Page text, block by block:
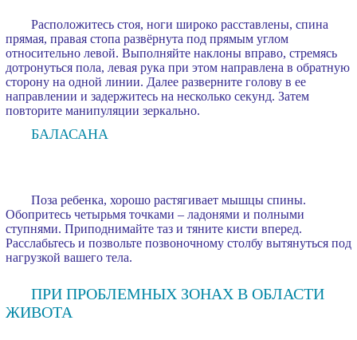
Расположитесь стоя, ноги широко расставлены, спина
прямая, правая стопа развёрнута под прямым углом
относительно левой. Выполняйте наклоны вправо, стремясь
дотронуться пола, левая рука при этом направлена в обратную
сторону на одной линии. Далее разверните голову в ее
направлении и задержитесь на несколько секунд. Затем
повторите манипуляции зеркально.
БАЛАСАНА
Поза ребенка, хорошо растягивает мышцы спины.
Обопритесь четырьмя точками – ладонями и полными
ступнями. Приподнимайте таз и тяните кисти вперед.
Расслабьтесь и позвольте позвоночному столбу вытянуться под
нагрузкой вашего тела.
ПРИ ПРОБЛЕМНЫХ ЗОНАХ В ОБЛАСТИ
ЖИВОТА